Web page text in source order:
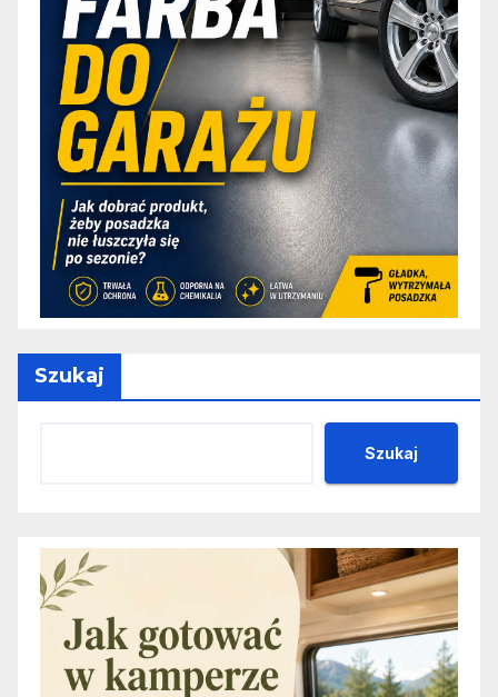
Szukaj
Szukaj